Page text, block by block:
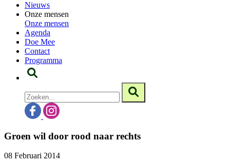
Nieuws
Onze mensen
Onze mensen
Agenda
Doe Mee
Contact
Programma
Groen wil door rood naar rechts
08 Februari 2014